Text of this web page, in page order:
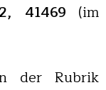
41469 (im
der Rubrik